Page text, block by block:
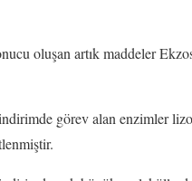
oluşan artık maddeler
görev alan enzimler